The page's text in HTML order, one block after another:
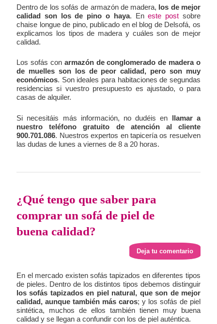
Dentro de los sofás de armazón de madera, los de mejor
calidad son los de pino o haya. Eneste post sobre
chaise longue de pino, publicado en el blog de Delsofá, os
explicamos los tipos de madera y cuáles son de mejor
calidad.
Los sofás con armazón de conglomerado de madera o
de muelles son los de peor calidad, pero son muy
económicos. Son ideales para habitaciones de segundas
residencias si vuestro presupuesto es ajustado, o para
casas de alquiler.
Si necesitáis más información, no dudéis en llamar a
nuestro teléfono gratuito de atención al cliente
900.701.086. Nuestros expertos en tapicería os resuelven
las dudas de lunes a viernes de 8 a 20 horas.
¿Qué tengo que saber para
comprar un sofá de piel de
buena calidad?
Deja tu comentario
En el mercado existen sofás tapizados en diferentes tipos
de pieles. Dentro de los distintos tipos debemos distinguir
los sofás tapizados en piel natural, que son de mejor
calidad, aunque también más caros; y los sofás de piel
sintética, muchos de ellos también tienen muy buena
calidad y se llegan a confundir con los de piel auténtica.